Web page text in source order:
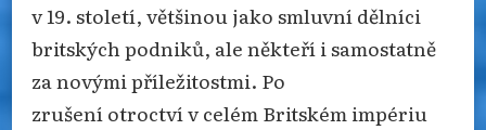
v 19. století, většinou jako smluvní dělníci
britských podniků, ale někteří i samostatně
za novými příležitostmi. Po
zrušení otroctví v celém Britském impériu